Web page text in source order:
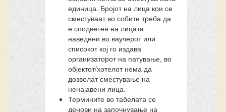
единица. Бројот на лица кои се
сместуваат во собите треба да
е соодветен на лицата
наведени во ваучерот или
списокот кој го издава
организаторот на патување, во
објектот/хотелот нема да
дозволат сместување на
ненајавени лица.
Термините во табелата се
денови на започнување на